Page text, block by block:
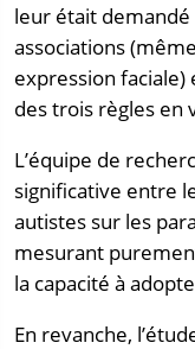
leur était
associations
expression
des trois règles en
L’équipe de
significative entre
autistes sur les
mesurant
la capacité à
En revanche,